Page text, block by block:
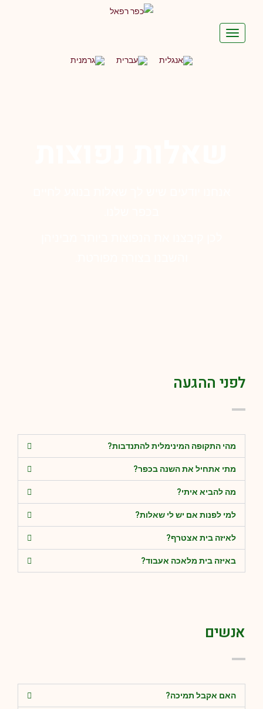
תפריט
לפני ההגעה
מהי התקופה המינימלית להתנדבות?
מתי אתחיל את השנה בכפר?
מה להביא איתי?
למי לפנות אם יש לי שאלות?
לאיזה בית אצטרף?
באיזה בית מלאכה אעבוד?
אנשים
האם אקבל תמיכה?